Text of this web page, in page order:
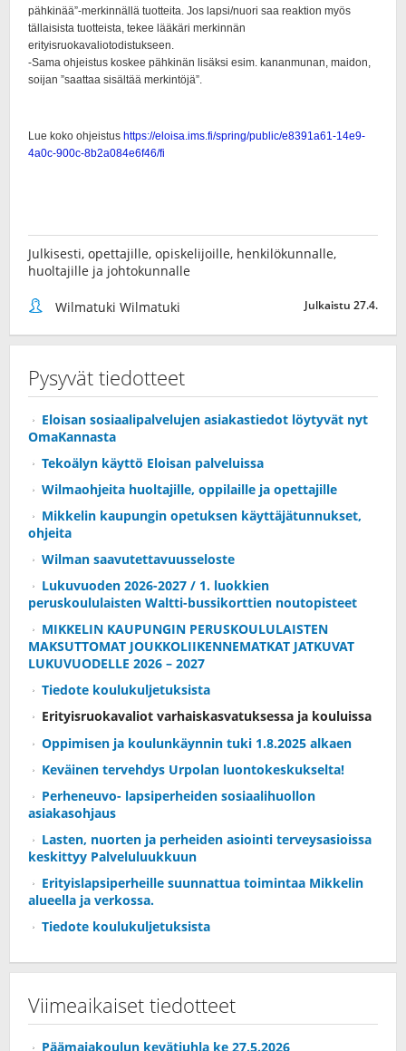
Julkisesti, opettajille, opiskelijoille, henkilökunnalle,
huoltajille ja johtokunnalle
Wilmatuki Wilmatuki Julkaistu 27.4.
Pysyvät tiedotteet
Eloisan sosiaalipalvelujen asiakastiedot löytyvät nyt
OmaKannasta
Tekoälyn käyttö Eloisan palveluissa
Wilmaohjeita huoltajille, oppilaille ja opettajille
Mikkelin kaupungin opetuksen käyttäjätunnukset,
ohjeita
Wilman saavutettavuusseloste
Lukuvuoden 2026-2027 / 1. luokkien
peruskoululaisten Waltti-bussikorttien noutopisteet
MIKKELIN KAUPUNGIN PERUSKOULULAISTEN
MAKSUTTOMAT JOUKKOLIIKENNEMATKAT JATKUVAT
LUKUVUODELLE 2026 – 2027
Tiedote koulukuljetuksista
Erityisruokavaliot varhaiskasvatuksessa ja kouluissa
Oppimisen ja koulunkäynnin tuki 1.8.2025 alkaen
Keväinen tervehdys Urpolan luontokeskukselta!
Perheneuvo- lapsiperheiden sosiaalihuollon
asiakasohjaus
Lasten, nuorten ja perheiden asiointi terveysasioissa
keskittyy Palveluluukkuun
Erityislapsiperheille suunnattua toimintaa Mikkelin
alueella ja verkossa.
Tiedote koulukuljetuksista
Viimeaikaiset tiedotteet
Päämajakoulun kevätjuhla ke 27.5.2026